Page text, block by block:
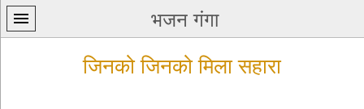
भजन गंगा
जिनको जिनको मिला सहारा